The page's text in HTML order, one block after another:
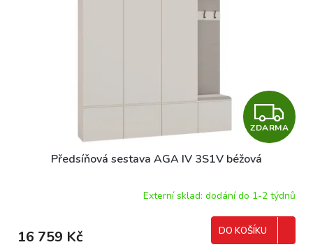
Z
D
R
ZDARMA
Předsíňová sestava AGA IV 3S1V béžová
Externí sklad: dodání do 1-2 týdnů
16 759 Kč DO KOŠÍKU